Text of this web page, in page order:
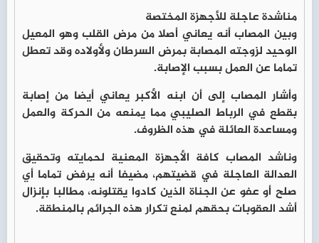
مناشدة عاجلة للأجهزة المختصة
وبين المصاب أنه يعاني أصلا من مرض القلب وهو المعيل
الوحيد لزوجته المصابة بمرض السرطان ولأولاده وقد تعطل
تماما عن العمل بسبب الإصابة.
وأشار المصاب إلى أن ابنه الأكبر يعاني أيضا من إصابة
بقطع في الرباط الصليبي مما يمنعه من الحركة والعمل
ومساعدة العائلة في هذه الظروف.
وناشد المصاب كافة الأجهزة المعنية لحمايته وتحقيق
العدالة العاجلة في قضيتهم، مضيفا أنه يرفض تماما أي
صلح أو عفو عن الجناة الذين كادوا يقتلونه، مطالبا بإنزال
أشد العقوبات بحقهم لمنع تكرار هذه الجرائم بالمنطقة.